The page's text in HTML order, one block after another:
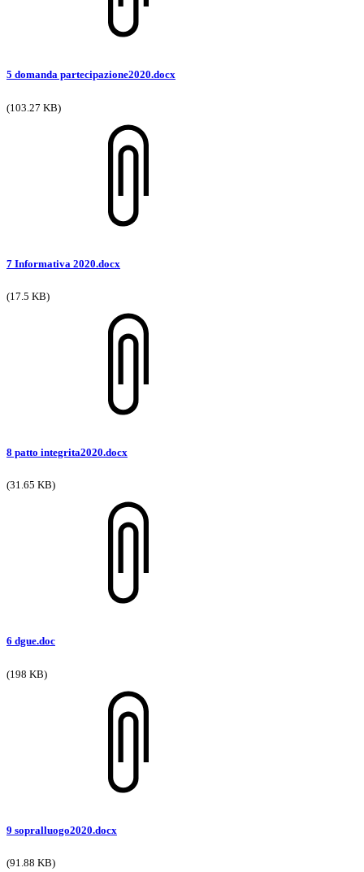
5 domanda partecipazione2020.docx
(103.27 KB)
7 Informativa 2020.docx
(17.5 KB)
8 patto integrita2020.docx
(31.65 KB)
6 dgue.doc
(198 KB)
9 sopralluogo2020.docx
(91.88 KB)